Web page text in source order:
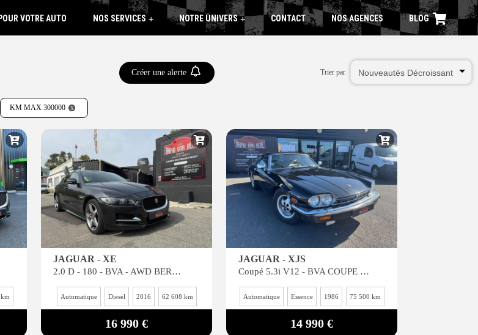
VOTRE AUTO +
NOS SERVICES +
NOTRE UNIVERS CONTACT NOS AGENCES BLOG
Créer une alerte Trier par
KM MAX 300000
JAGUAR - XE
2.0 D - 180 - BVA - AWD BERLINE R-Sport PHASE 1
Automatique Diesel 2016 62 608 km
16 990 €
JAGUAR - XJS
Coupé 5.3i V12 - BVA COUPE PHASE 1
Automatique Essence 1986 75 500 km
14 990 €